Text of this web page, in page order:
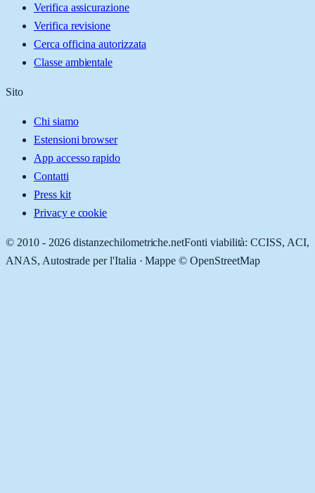
Verifica assicurazione
Verifica revisione
Cerca officina autorizzata
Classe ambientale
Sito
Chi siamo
Estensioni browser
App accesso rapido
Contatti
Press kit
Privacy e cookie
© 2010 - 2026 distanzechilometriche.netFonti viabilità: CCISS, ACI,
ANAS, Autostrade per l'Italia · Mappe © OpenStreetMap